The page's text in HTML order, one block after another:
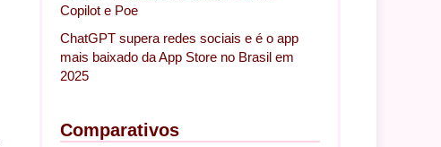
ChatGPT supera redes sociais e é o app
mais baixado da App Store no Brasil em
2025
Comparativos